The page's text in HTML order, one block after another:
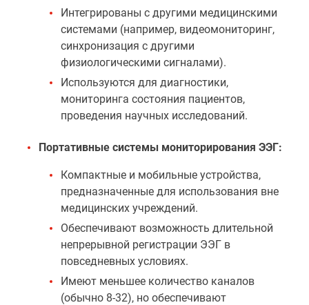
Интегрированы с другими медицинскими
системами (например, видеомониторинг,
синхронизация с другими
физиологическими сигналами).
Используются для диагностики,
мониторинга состояния пациентов,
проведения научных исследований.
Портативные системы мониторирования ЭЭГ:
Компактные и мобильные устройства,
предназначенные для использования вне
медицинских учреждений.
Обеспечивают возможность длительной
непрерывной регистрации ЭЭГ в
повседневных условиях.
Имеют меньшее количество каналов
(обычно 8-32), но обеспечивают